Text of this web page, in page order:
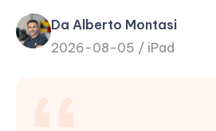
PDNob
PDF
New
Da Alberto Montasi
2026-08-05 / iPad